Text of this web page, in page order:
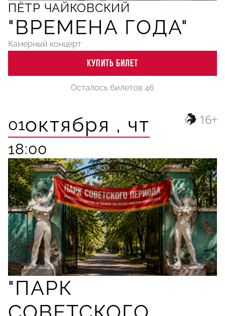
ПЁТР ЧАЙКОВСКИЙ
"ВРЕМЕНА ГОДА"
Камерный концерт
КУПИТЬ БИЛЕТ
Осталось билетов 46
01октября , чт
18:00
"ПАРК
16+